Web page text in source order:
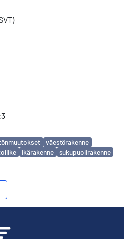
väestörakenne
ikärakenne sukupuolirakenne